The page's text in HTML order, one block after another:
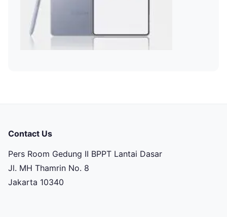
Contact Us
Pers Room Gedung II BPPT Lantai Dasar
Jl. MH Thamrin No. 8
Jakarta 10340